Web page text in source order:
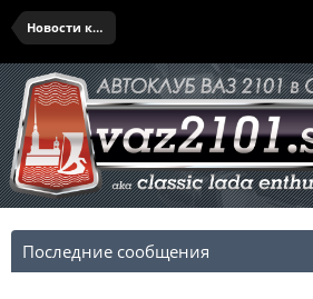
Новости клуба
Последние сообщения